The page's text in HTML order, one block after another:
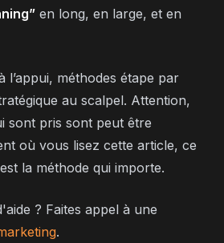
en long, en large, et en
l’appui, méthodes étape par
au scalpel. Attention,
sont pris sont peut être
où vous lisez cette article, ce
la méthode qui importe.
? Faites appel à une
.